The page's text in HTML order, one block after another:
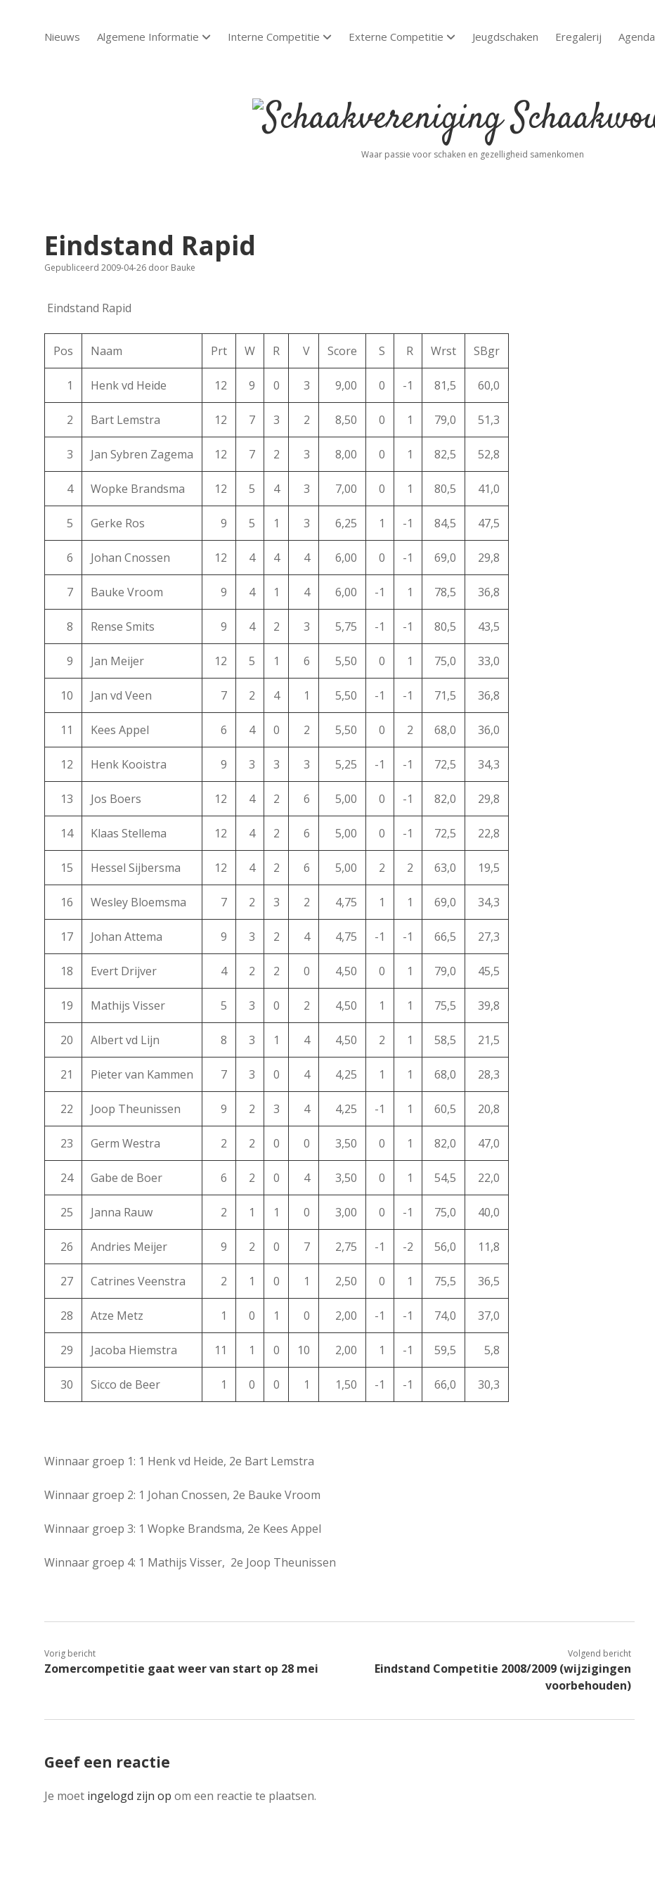
Nieuws Algemene Informatie open dropdown menu
Interne Competitie open dropdown menu
Externe Competitie open dropdown menu
Jeugdschaken Eregalerij Agenda
Schaakvereniging
SchaakwoudeWaar passie voor schaken en gezelligheid samenkomen
Eindstand Rapid
Gepubliceerd 2009-04-26 door Bauke
Eindstand Rapid
Pos Naam Prt W R V Score S R Wrst SBgr
1 Henk vd Heide 12 9 0 3 9,00 0 -1 81,5 60,0
2 Bart Lemstra 12 7 3 2 8,50 0 1 79,0 51,3
3 Jan Sybren Zagema 12 7 2 3 8,00 0 1 82,5 52,8
4 Wopke Brandsma 12 5 4 3 7,00 0 1 80,5 41,0
5 Gerke Ros 9 5 1 3 6,25 1 -1 84,5 47,5
6 Johan Cnossen 12 4 4 4 6,00 0 -1 69,0 29,8
7 Bauke Vroom 9 4 1 4 6,00 -1 1 78,5 36,8
8 Rense Smits 9 4 2 3 5,75 -1 -1 80,5 43,5
9 Jan Meijer 12 5 1 6 5,50 0 1 75,0 33,0
10 Jan vd Veen 7 2 4 1 5,50 -1 -1 71,5 36,8
11 Kees Appel 6 4 0 2 5,50 0 2 68,0 36,0
12 Henk Kooistra 9 3 3 3 5,25 -1 -1 72,5 34,3
13 Jos Boers 12 4 2 6 5,00 0 -1 82,0 29,8
14 Klaas Stellema 12 4 2 6 5,00 0 -1 72,5 22,8
15 Hessel Sijbersma 12 4 2 6 5,00 2 2 63,0 19,5
16 Wesley Bloemsma 7 2 3 2 4,75 1 1 69,0 34,3
17 Johan Attema 9 3 2 4 4,75 -1 -1 66,5 27,3
18 Evert Drijver 4 2 2 0 4,50 0 1 79,0 45,5
19 Mathijs Visser 5 3 0 2 4,50 1 1 75,5 39,8
20 Albert vd Lijn 8 3 1 4 4,50 2 1 58,5 21,5
21 Pieter van Kammen 7 3 0 4 4,25 1 1 68,0 28,3
22 Joop Theunissen 9 2 3 4 4,25 -1 1 60,5 20,8
23 Germ Westra 2 2 0 0 3,50 0 1 82,0 47,0
24 Gabe de Boer 6 2 0 4 3,50 0 1 54,5 22,0
25 Janna Rauw 2 1 1 0 3,00 0 -1 75,0 40,0
26 Andries Meijer 9 2 0 7 2,75 -1 -2 56,0 11,8
27 Catrines Veenstra 2 1 0 1 2,50 0 1 75,5 36,5
28 Atze Metz 1 0 1 0 2,00 -1 -1 74,0 37,0
29 Jacoba Hiemstra 11 1 0 10 2,00 1 -1 59,5 5,8
30 Sicco de Beer 1 0 0 1 1,50 -1 -1 66,0 30,3
Winnaar groep 1: 1 Henk vd Heide, 2e Bart Lemstra
Winnaar groep 2: 1 Johan Cnossen, 2e Bauke Vroom
Winnaar groep 3: 1 Wopke Brandsma, 2e Kees Appel
Winnaar groep 4: 1 Mathijs Visser, 2e Joop Theunissen
Vorig bericht
Zomercompetitie gaat weer van start op 28 mei
Volgend bericht
Eindstand Competitie 2008/2009 (wijzigingen
voorbehouden)
Geef een reactie
Je moet ingelogd zijn op om een reactie te plaatsen.